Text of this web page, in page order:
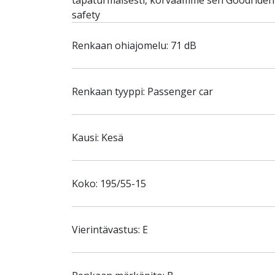
safety
Renkaan ohiajomelu: 71 dB
Renkaan tyyppi: Passenger car
Kausi: Kesä
Koko: 195/55-15
Vierintävastus: E